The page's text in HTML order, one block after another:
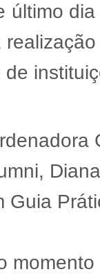
último
Guia